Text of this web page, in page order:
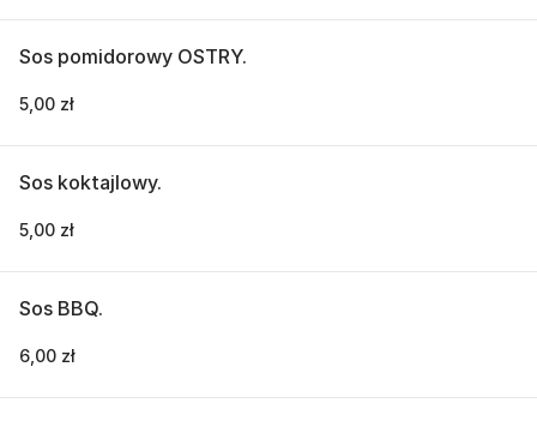
Sos pomidorowy OSTRY.
5,00 zł
Sos koktajlowy.
5,00 zł
Sos BBQ.
6,00 zł